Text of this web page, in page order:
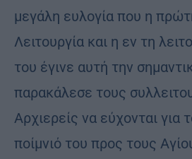
μεγάλη ευλογία που η
Λειτουργία και η εν τη
του έγινε αυτή την
παρακάλεσε τους
Αρχιερείς να εύχονται για
ποίμνιό του προς τους